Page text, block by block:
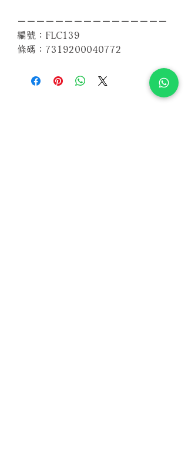
－－－－－－－－－－－－－－－－
編號：FLC139
條碼：7319200040772